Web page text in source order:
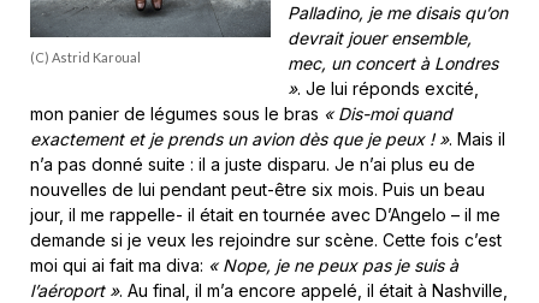
(C) Astrid Karoual
Palladino, je me disais qu’on
devrait jouer ensemble,
mec, un concert à Londres
». Je lui réponds excité,
mon panier de légumes sous le bras « Dis-moi quand
exactement et je prends un avion dès que je peux ! ». Mais il
n’a pas donné suite : il a juste disparu. Je n’ai plus eu de
nouvelles de lui pendant peut-être six mois. Puis un beau
jour, il me rappelle- il était en tournée avec D’Angelo – il me
demande si je veux les rejoindre sur scène. Cette fois c’est
moi qui ai fait ma diva: « Nope, je ne peux pas je suis à
l’aéroport ». Au final, il m’a encore appelé, il était à Nashville,